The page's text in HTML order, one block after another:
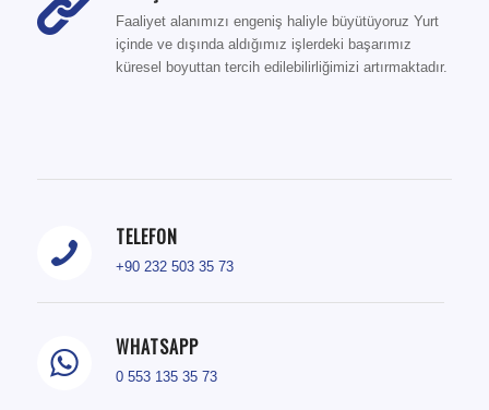
Faaliyet alanımızı engeniş haliyle büyütüyoruz Yurt
içinde ve dışında aldığımız işlerdeki başarımız
küresel boyuttan tercih edilebilirliğimizi artırmaktadır.
TELEFON
+90 232 503 35 73
WHATSAPP
0 553 135 35 73